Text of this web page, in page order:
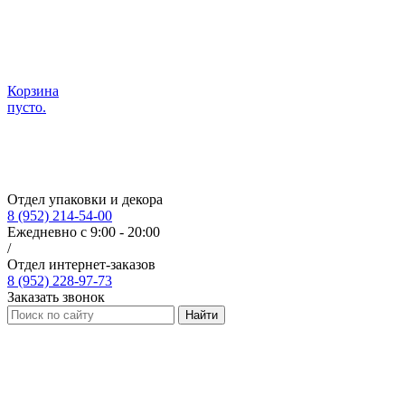
Корзина
пусто.
Отдел упаковки и декора
8 (952) 214-54-00
Ежедневно с 9:00 - 20:00
/
Отдел интернет-заказов
8 (952) 228-97-73
Заказать звонок
Найти